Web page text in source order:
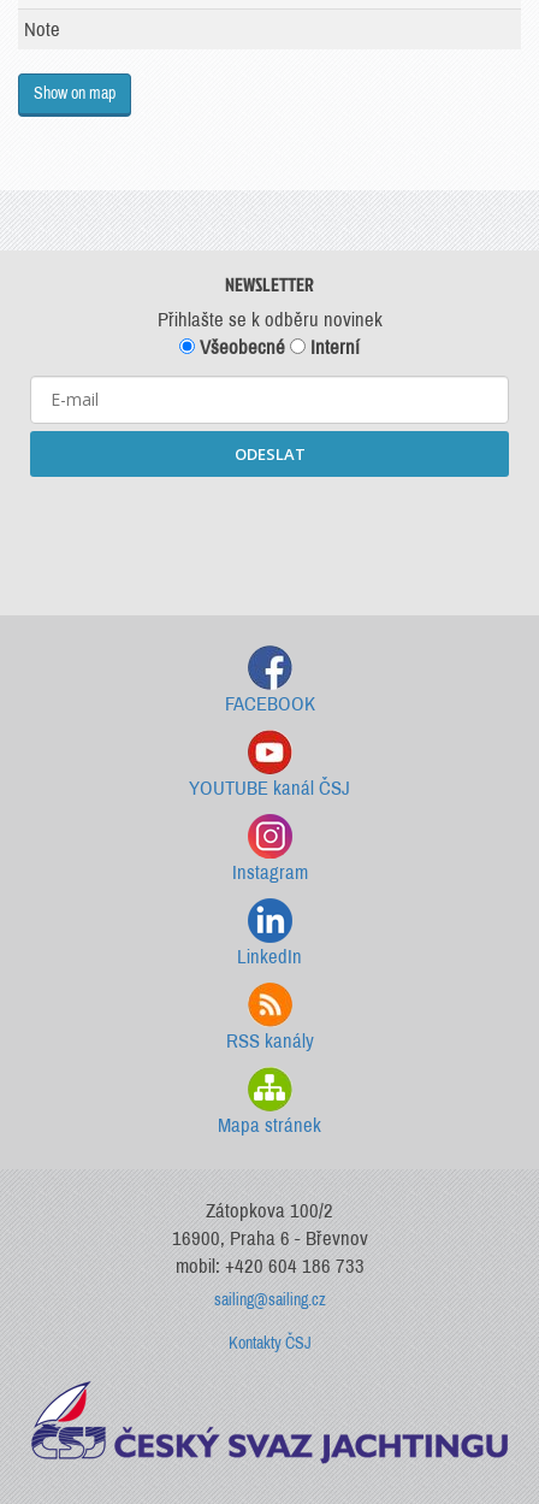
Note
Show on map
NEWSLETTER
Přihlašte se k odběru novinek
Všeobecné
Interní
ODESLAT
FACEBOOK
YOUTUBE kanál ČSJ
Instagram
LinkedIn
RSS kanály
Mapa stránek
Zátopkova 100/2
16900, Praha 6 - Břevnov
mobil: +420 604 186 733
sailing@sailing.cz
Kontakty ČSJ